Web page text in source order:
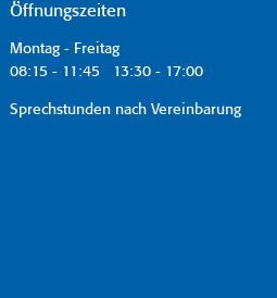
Öffnungszeiten
Montag - Freitag
08:15 - 11:45 13:30 - 17:00
Sprechstunden nach Vereinbarung